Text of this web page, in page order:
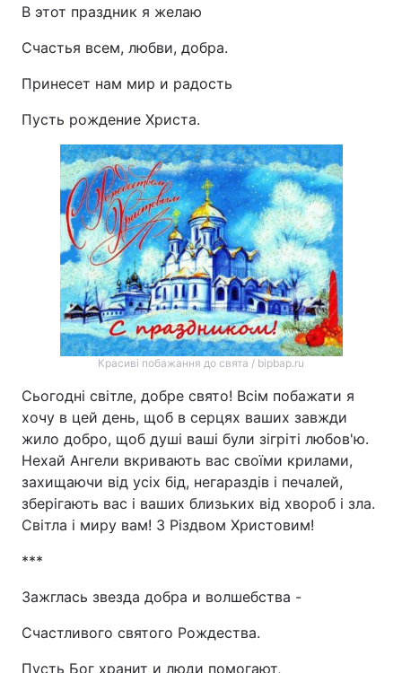
В этот праздник я желаю
Счастья всем, любви, добра.
Принесет нам мир и радость
Пусть рождение Христа.
Красиві побажання до свята / bipbap.ru
Сьогодні світле, добре свято! Всім побажати я
хочу в цей день, щоб в серцях ваших завжди
жило добро, щоб душі ваші були зігріті любов'ю.
Нехай Ангели вкривають вас своїми крилами,
захищаючи від усіх бід, негараздів і печалей,
зберігають вас і ваших близьких від хвороб і зла.
Світла і миру вам! З Різдвом Христовим!
***
Зажглась звезда добра и волшебства -
Счастливого святого Рождества.
Пусть Бог хранит и люди помогают,